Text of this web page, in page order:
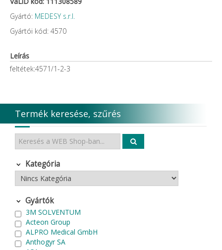
Gyártó: MEDESY s.r.l.
Gyártói kód: 4570
Leírás
feltétek:4571/1-2-3
Termék keresése, szűrés
Kategória
Gyártók
3M SOLVENTUM
Acteon Group
ALPRO Medical GmbH
Anthogyr SA